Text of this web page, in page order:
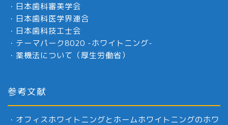
・ 日本歯科審美学会
・ 日本歯科医学界連合
・ 日本歯科技工士会
・ テーマパーク8020 -ホワイトニング-
・ 薬機法について（厚生労働省）
参考文献
・ オフィスホワイトニングとホームホワイトニングのホワ